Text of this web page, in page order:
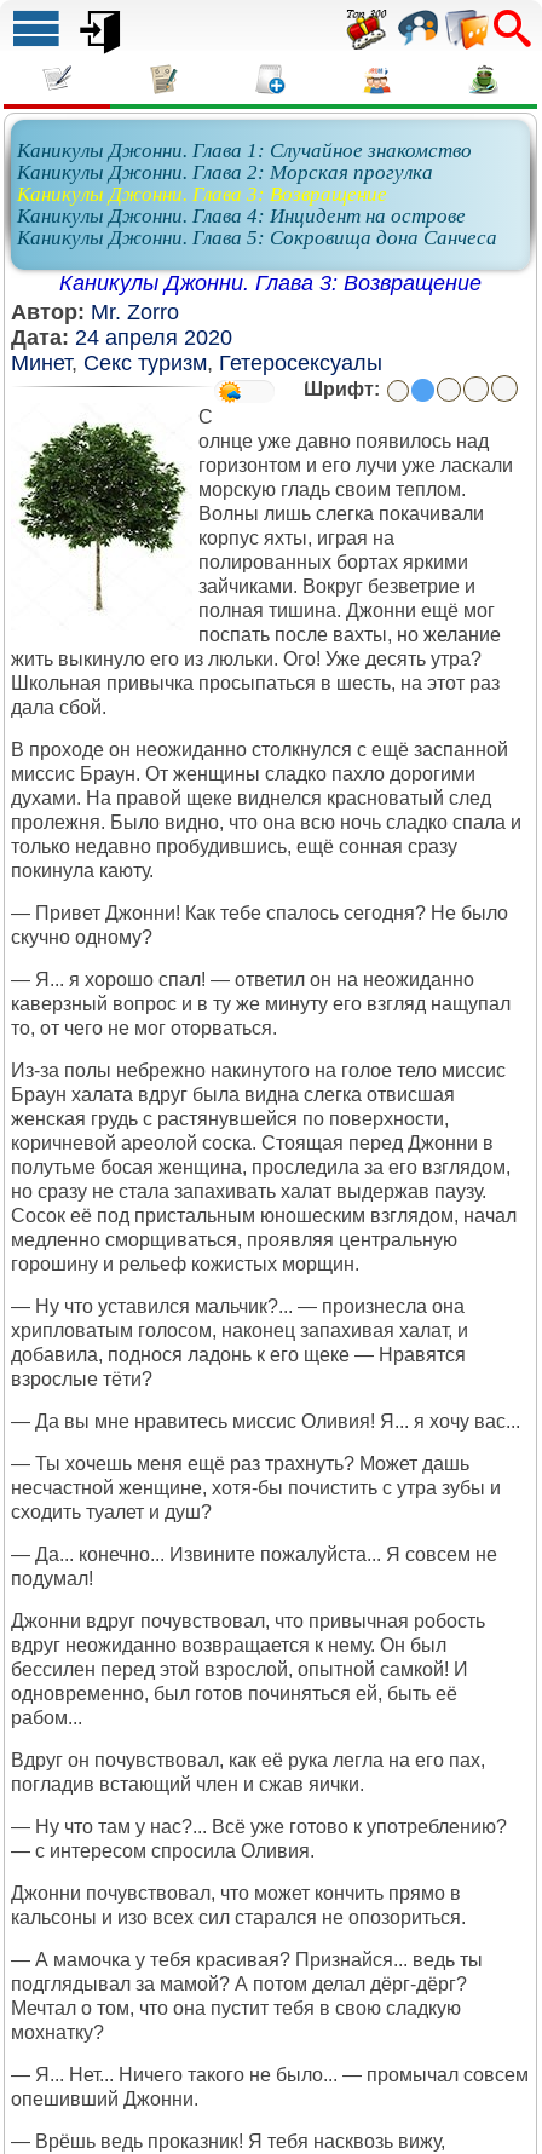
Каникулы Джонни. Глава 1: Случайное знакомство
Каникулы Джонни. Глава 2: Морская прогулка
Каникулы Джонни. Глава 3: Возвращение
Каникулы Джонни. Глава 4: Инцидент на острове
Каникулы Джонни. Глава 5: Сокровища дона Санчеса
Каникулы Джонни. Глава 3: Возвращение
Автор: Mr. Zorro
Дата: 24 апреля 2020
Минет, Секс туризм, Гетеросексуалы
Шрифт:
С
олнце уже давно появилось над
горизонтом и его лучи уже ласкали
морскую гладь своим теплом.
Волны лишь слегка покачивали
корпус яхты, играя на
полированных бортах яркими
зайчиками. Вокруг безветрие и
полная тишина. Джонни ещё мог
поспать после вахты, но желание
жить выкинуло его из люльки. Ого! Уже десять утра?
Школьная привычка просыпаться в шесть, на этот раз
дала сбой.
В проходе он неожиданно столкнулся с ещё заспанной
миссис Браун. От женщины сладко пахло дорогими
духами. На правой щеке виднелся красноватый след
пролежня. Было видно, что она всю ночь сладко спала и
только недавно пробудившись, ещё сонная сразу
покинула каюту.
— Привет Джонни! Как тебе спалось сегодня? Не было
скучно одному?
— Я... я хорошо спал! — ответил он на неожиданно
каверзный вопрос и в ту же минуту его взгляд нащупал
то, от чего не мог оторваться.
Из-за полы небрежно накинутого на голое тело миссис
Браун халата вдруг была видна слегка отвисшая
женская грудь с растянувшейся по поверхности,
коричневой ареолой соска. Стоящая перед Джонни в
полутьме босая женщина, проследила за его взглядом,
но сразу не стала запахивать халат выдержав паузу.
Сосок её под пристальным юношеским взглядом, начал
медленно сморщиваться, проявляя центральную
горошину и рельеф кожистых морщин.
— Ну что уставился мальчик?... — произнесла она
хрипловатым голосом, наконец запахивая халат, и
добавила, поднося ладонь к его щеке — Нравятся
взрослые тёти?
— Да вы мне нравитесь миссис Оливия! Я... я хочу вас...
— Ты хочешь меня ещё раз трахнуть? Может дашь
несчастной женщине, хотя-бы почистить с утра зубы и
сходить туалет и душ?
— Да... конечно... Извините пожалуйста... Я совсем не
подумал!
Джонни вдруг почувствовал, что привычная робость
вдруг неожиданно возвращается к нему. Он был
бессилен перед этой взрослой, опытной самкой! И
одновременно, был готов починяться ей, быть её
рабом...
Вдруг он почувствовал, как её рука легла на его пах,
погладив встающий член и сжав яички.
— Ну что там у нас?... Всё уже готово к употреблению?
— с интересом спросила Оливия.
Джонни почувствовал, что может кончить прямо в
кальсоны и изо всех сил старался не опозориться.
— А мамочка у тебя красивая? Признайся... ведь ты
подглядывал за мамой? А потом делал дёрг-дёрг?
Мечтал о том, что она пустит тебя в свою сладкую
мохнатку?
— Я... Нет... Ничего такого не было... — промычал совсем
опешивший Джонни.
— Врёшь ведь проказник! Я тебя насквозь вижу,